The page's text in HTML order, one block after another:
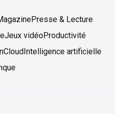
Presse & Lecture
Jeux vidéoProductivité
Cloud Intelligence artificielle